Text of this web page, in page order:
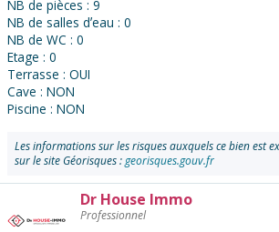
NB de pièces : 9
NB de salles dʼeau : 0
NB de WC : 0
Etage : 0
Terrasse : OUI
Cave : NON
Piscine : NON
Les informations sur les risques auxquels ce bien est
sur le site Géorisques :georisques.gouv.fr
l'annonceur
Dr House Immo
Professionnel